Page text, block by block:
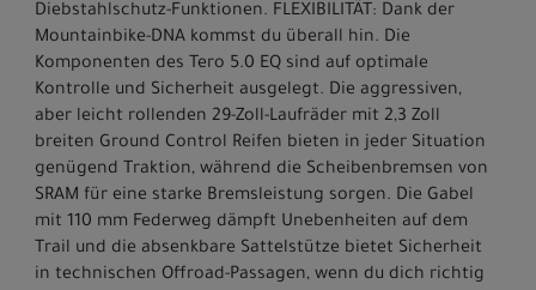
Diebstahlschutz-Funktionen. FLEXIBILITÄT: Dank der
Mountainbike-DNA kommst du überall hin. Die
Komponenten des Tero 5.0 EQ sind auf optimale
Kontrolle und Sicherheit ausgelegt. Die aggressiven,
aber leicht rollenden 29-Zoll-Laufräder mit 2,3 Zoll
breiten Ground Control Reifen bieten in jeder Situation
genügend Traktion, während die Scheibenbremsen von
SRAM für eine starke Bremsleistung sorgen. Die Gabel
mit 110 mm Federweg dämpft Unebenheiten auf dem
Trail und die absenkbare Sattelstütze bietet Sicherheit
in technischen Offroad-Passagen, wenn du dich richtig